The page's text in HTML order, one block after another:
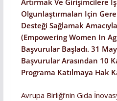
Artırmak Ve Girişimcilere
Olgunlaştırmaları Için
Desteği Sağlamak
(Empowering Women In
Başvurular Başladı. 31
Başvurular Arasından 10
Programa Katılmaya Hak
Avrupa Birliği’nin Gıda